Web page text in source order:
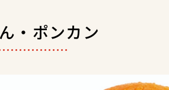
・ポンカン